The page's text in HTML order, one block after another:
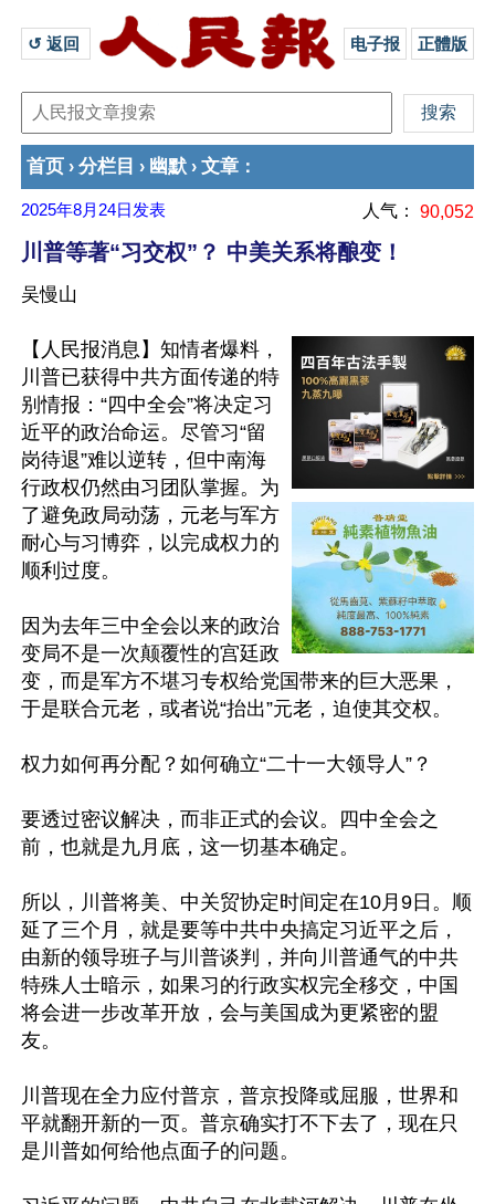
↺ 返回 电子报 正體版
首页 › 分栏目 › 幽默 › 文章 ：
2025年8月24日 发表 人气： 90,052
川普等著“习交权”？ 中美关系将酿变！
吴慢山
【人民报消息】知情者爆料，
川普已获得中共方面传递的特
别情报：“四中全会”将决定习
近平的政治命运。尽管习“留
岗待退”难以逆转，但中南海
行政权仍然由习团队掌握。为
了避免政局动荡，元老与军方
耐心与习博弈，以完成权力的
顺利过度。
因为去年三中全会以来的政治
变局不是一次颠覆性的宫廷政
变，而是军方不堪习专权给党国带来的巨大恶果，
于是联合元老，或者说“抬出”元老，迫使其交权。
权力如何再分配？如何确立“二十一大领导人”？
要透过密议解决，而非正式的会议。四中全会之
前，也就是九月底，这一切基本确定。
所以，川普将美、中关贸协定时间定在10月9日。顺
延了三个月，就是要等中共中央搞定习近平之后，
由新的领导班子与川普谈判，并向川普通气的中共
特殊人士暗示，如果习的行政实权完全移交，中国
将会进一步改革开放，会与美国成为更紧密的盟
友。
川普现在全力应付普京，普京投降或屈服，世界和
平就翻开新的一页。普京确实打不下去了，现在只
是川普如何给他点面子的问题。